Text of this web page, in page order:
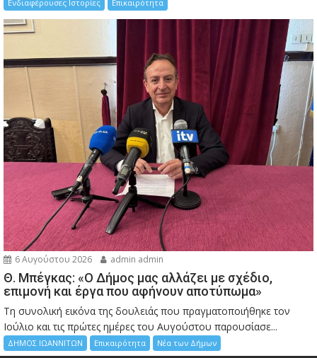
Ενδιαφέρουσες Ιστορίες Επικαιρότητα
6 Αυγούστου 2026 admin admin
Θ. Μπέγκας: «Ο Δήμος μας αλλάζει με σχέδιο,
επιμονή και έργα που αφήνουν αποτύπωμα»
Τη συνολική εικόνα της δουλειάς που πραγματοποιήθηκε τον
Ιούλιο και τις πρώτες ημέρες του Αυγούστου παρουσίασε...
ΔΗΜΟΣ ΙΩΑΝΝΙΤΩΝ Επικαιρότητα Νέα των Δήμων